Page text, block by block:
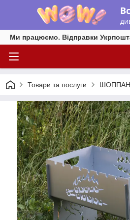
Ми працюємо. Відправки
Товари та послуги ШОППАН